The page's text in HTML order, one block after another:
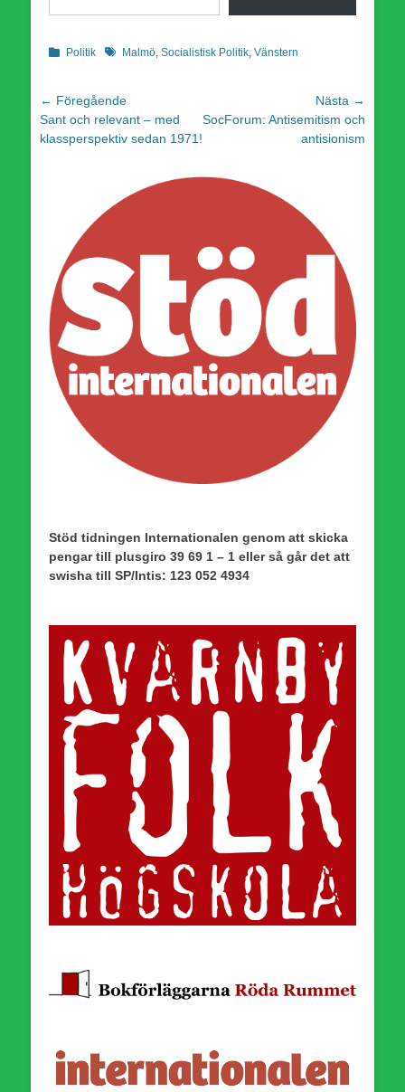
Kategorier
Politik Etiketter
Malmö, Socialistisk Politik, Vänstern
Inläggsnavigering
← Föregående
Föregående
inlägg:
Sant och relevant – med
klassperspektiv sedan 1971!
Nästa →
Nästa
SocForum: Antisemitism och
antisionism
Stöd tidningen Internationalen genom att skicka
pengar till plusgiro 39 69 1 – 1 eller så går det att
swisha till SP/Intis: 123 052 4934